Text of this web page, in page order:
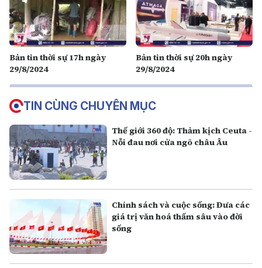
Bản tin thời sự 17h ngày
29/8/2024
Bản tin thời sự 20h ngày
29/8/2024
TIN CÙNG CHUYÊN MỤC
Thế giới 360 độ: Thảm kịch Ceuta -
Nỗi đau nơi cửa ngõ châu Âu
Chính sách và cuộc sống: Đưa các
giá trị văn hoá thấm sâu vào đời
sống